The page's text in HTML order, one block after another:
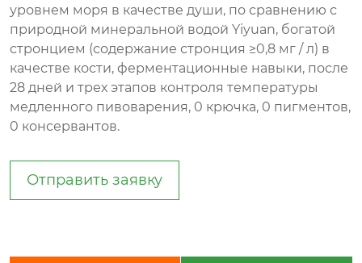
уровнем моря в качестве души, по сравнению с
природной минеральной водой Yiyuan, богатой
стронцием (содержание стронция ≥0,8 мг / л) в
качестве кости, ферментационные навыки, после
28 дней и трех этапов контроля температуры
медленного пивоварения, 0 крючка, 0 пигментов,
0 консервантов.
Отправить заявку